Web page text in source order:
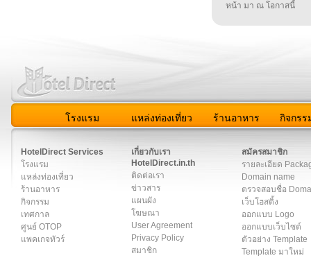
หน้า มา ณ โอกาสนี้
โรงแรม แหล่งท่องเที่ยว ร้านอาหาร กิจกรร
HotelDirect Services
โรงแรม
แหล่งท่องเที่ยว
ร้านอาหาร
กิจกรรม
เทศกาล
ศูนย์ OTOP
แพคเกจทัวร์
เกี่ยวกับเรา
HotelDirect.in.th
ติดต่อเรา
ข่าวสาร
แผนผัง
โฆษณา
User Agreement
Privacy Policy
สมาชิก
สมัครสมาชิก
รายละเอียด
Domain name
ตรวจสอบชื่อ
เว็บโฮสติ้ง
ออกแบบ Logo
ออกแบบเว็บไซต์
ตัวอย่าง Template
Template มาใหม่